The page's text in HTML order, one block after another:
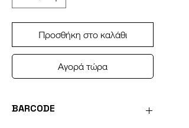
Προσθήκη στο καλάθι
Αγορά τώρα
BARCODE